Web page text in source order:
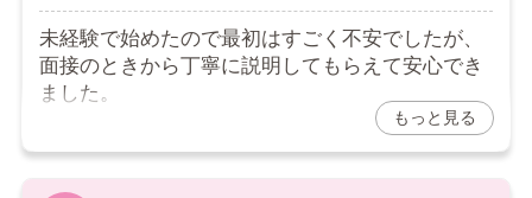
未経験で始めたので最初はすごく不安でしたが、
面接のときから丁寧に説明してもらえて安心でき
ました。
もっと見る